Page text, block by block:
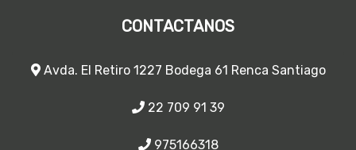
CONTACTANOS
Avda. El Retiro 1227 Bodega 61 Renca Santiago
22 709 91 39
975166318